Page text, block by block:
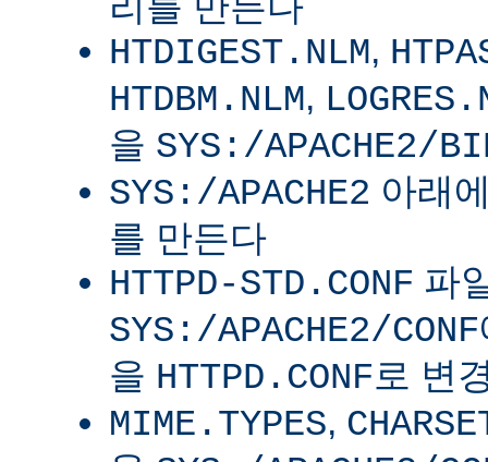
HTDIGEST.NLM,
HTDBM.NLM,
을 SYS:/APACHE2/
SYS:/APACHE2 아래
를 만든다
HTTPD-STD.CONF 파
SYS:/APACHE2/CONF
을 HTTPD.CONF 로 변
MIME.TYPES,